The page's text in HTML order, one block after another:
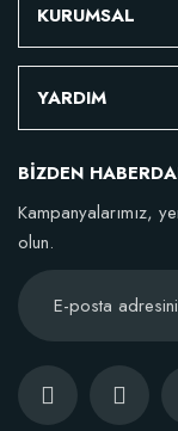
KURUMSAL
YARDIM
BİZDEN
Kampanyalarımız,
olun.